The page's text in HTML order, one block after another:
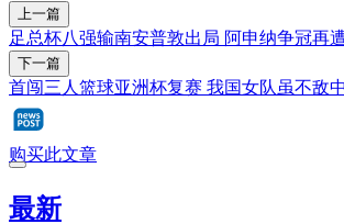
上一篇
足总杯八强输南安普敦出局 阿申纳争冠再
下一篇
首闯三人篮球亚洲杯复赛 我国女队虽不敌
购买此文章
最新